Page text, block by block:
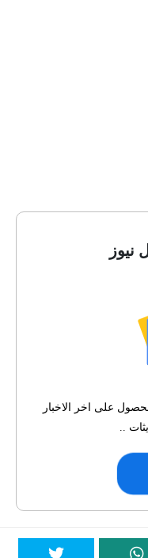
نيوز
على اخر الاخبار
..